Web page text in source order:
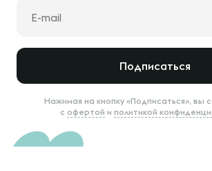
Подписаться
Нажимая на кнопку «Подписаться», вы
с офертой и политикой